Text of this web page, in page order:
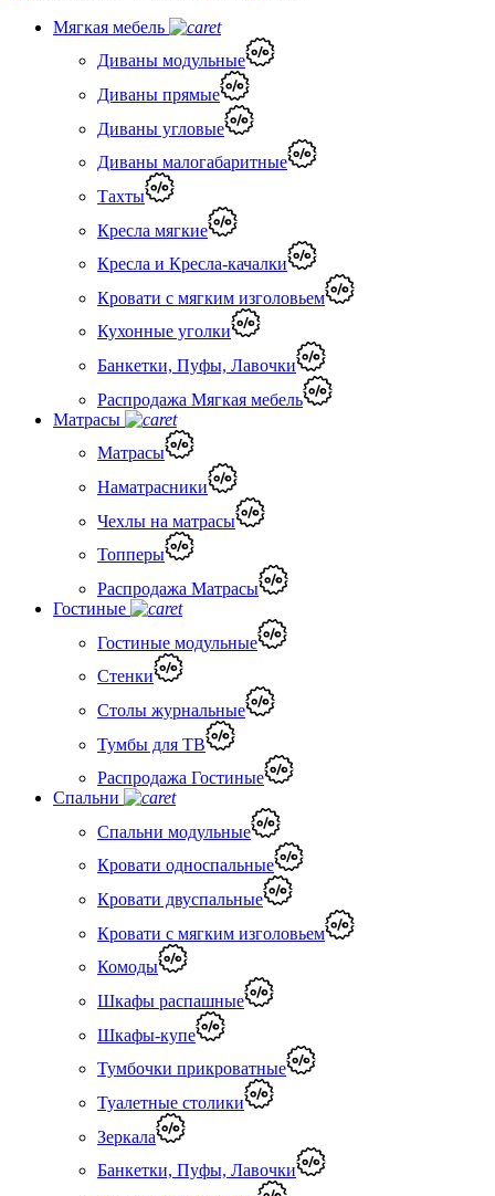
Мягкая мебель
Диваны модульные
Диваны прямые
Диваны угловые
Диваны малогабаритные
Тахты
Кресла мягкие
Кресла и Кресла-качалки
Кровати с мягким изголовьем
Кухонные уголки
Банкетки, Пуфы, Лавочки
Распродажа Мягкая мебель
Матрасы
Матрасы
Наматрасники
Чехлы на матрасы
Топперы
Распродажа Матрасы
Гостиные
Гостиные модульные
Стенки
Столы журнальные
Тумбы для ТВ
Распродажа Гостиные
Спальни
Спальни модульные
Кровати односпальные
Кровати двуспальные
Кровати с мягким изголовьем
Комоды
Шкафы распашные
Шкафы-купе
Тумбочки прикроватные
Туалетные столики
Зеркала
Банкетки, Пуфы, Лавочки